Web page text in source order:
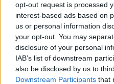
opt-out request is processed
interest-based ads based on
us or personal information
your opt-out. You may
disclosure of your personal
IAB’s list of downstream
also be disclosed by us to
Downstream Participants that
για τα παιδιά και τους
Στρέφοντας την
Λορέντε, τον Ένζο, είπε
γενναία η μαμά σου;» με
πλατύ χαμόγελο στη